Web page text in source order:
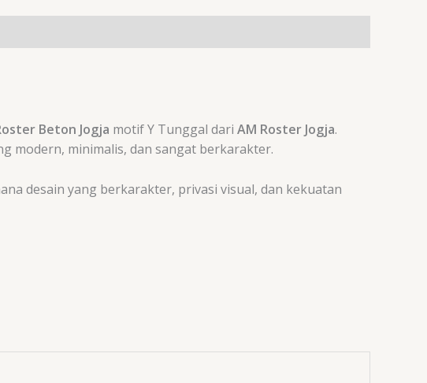
Beton Jogja motif Y Tunggal dari AM Roster Jogja.
modern, minimalis, dan sangat berkarakter.
desain yang berkarakter, privasi visual, dan kekuatan